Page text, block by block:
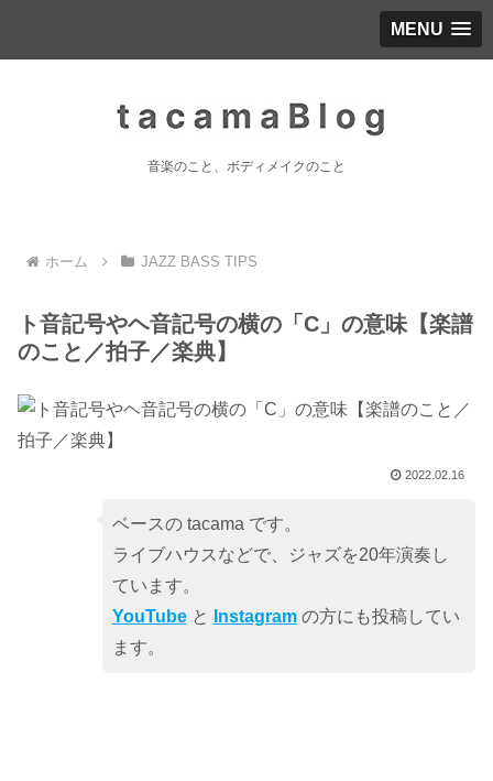
MENU
音楽のこと、ボディメイクのこと
ホーム JAZZ BASS TIPS
ト音記号やヘ音記号の横の「C」の意味【楽譜
のこと／拍子／楽典】
2022.02.16
ベースの tacama です。
ライブハウスなどで、ジャズを20年演奏し
ています。
YouTubeと Instagramの方にも投稿してい
ます。